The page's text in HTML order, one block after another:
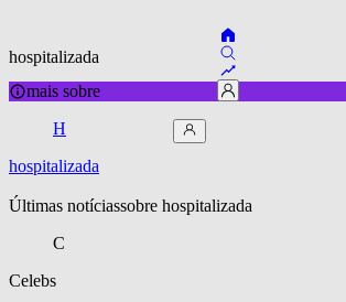
hospitalizada
mais sobre
H
hospitalizada
Últimas notíciassobre hospitalizada
C
Celebs